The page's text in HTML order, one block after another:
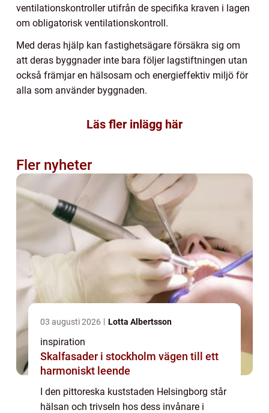
ventilationskontroller utifrån de specifika kraven i lagen
om obligatorisk ventilationskontroll.
Med deras hjälp kan fastighetsägare försäkra sig om
att deras byggnader inte bara följer lagstiftningen utan
också främjar en hälsosam och energieffektiv miljö för
alla som använder byggnaden.
Läs fler inlägg här
Fler nyheter
03 augusti 2026 Lotta Albertsson
inspiration
Skalfasader i stockholm vägen till ett
harmoniskt leende
I den pittoreska kuststaden Helsingborg står
hälsan och trivseln hos dess invånare i